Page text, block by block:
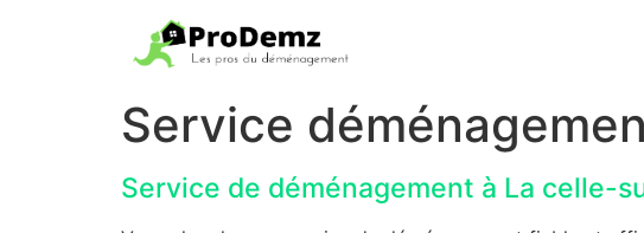
Service
Service de déménagement à La celle-